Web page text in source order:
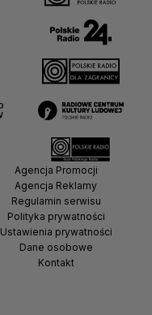
Agencja Promocji
Agencja Reklamy
Regulamin serwisu
Polityka prywatności
Ustawienia prywatności
Dane osobowe
Kontakt